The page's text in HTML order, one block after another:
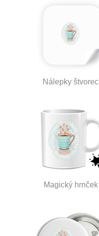
Nálepky štvorec
Magický hrnček